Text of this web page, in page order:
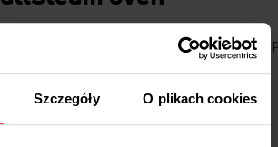
Szczegóły O plikach cookies
Meat Fish